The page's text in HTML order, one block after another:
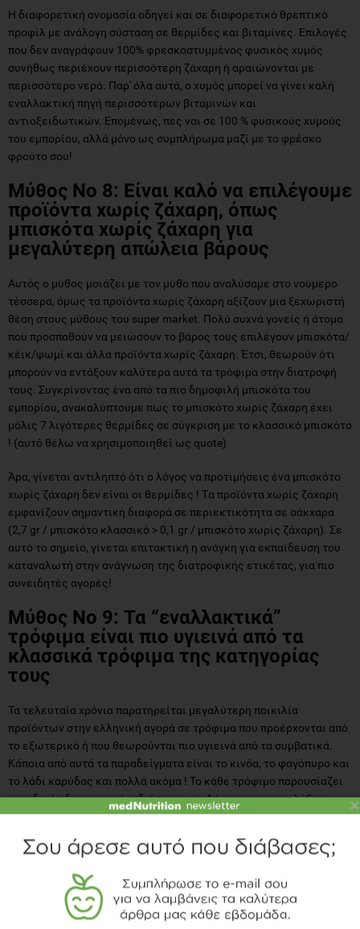
Η διαφορετική ονομασία οδηγεί και σε διαφορετικό θρεπτικό
προφίλ με ανάλογη σύσταση σε θερμίδες και βιταμίνες. Επιλογές
που δεν αναγράφουν 100% φρεσκοστυμμένος φυσικός χυμός
συνήθως περιέχουν περισσότερη ζάχαρη ή αραιώνονται με
περισσότερο νερό. Παρ' όλα αυτά, ο χυμός μπορεί να γίνει καλή
εναλλακτική πηγή περισσότερων βιταμινών και
αντιοξειδωτικών. Επομένως, πες ναι σε 100 % φυσικούς χυμούς
του εμπορίου, αλλά μόνο ως συμπλήρωμα μαζί με το φρέσκο
φρούτο σου!
Μύθος Νο 8: Είναι καλό να επιλέγουμε
προϊόντα χωρίς ζάχαρη, όπως
μπισκότα χωρίς ζάχαρη για
μεγαλύτερη απώλεια βάρους
Αυτός ο μύθος μοιάζει με τον μύθο που αναλύσαμε στο νούμερο
τέσσερα, όμως τα προϊόντα χωρίς ζάχαρη αξίζουν μια ξεχωριστή
θέση στους μύθους του super market. Πολύ συχνά γονείς ή άτομα
που προσπαθούν να μειώσουν το βάρος τους επιλέγουν μπισκότα/
κέικ/ψωμί και άλλα προϊόντα χωρίς ζάχαρη. Έτσι, θεωρούν ότι
μπορούν να εντάξουν καλύτερα αυτά τα τρόφιμα στην διατροφή
τους. Συγκρίνοντας ένα από τα πιο δημοφιλή μπισκότα του
εμπορίου, ανακαλύπτουμε πως το μπισκότο χωρίς ζάχαρη έχει
μόλις 7 λιγότερες θερμίδες σε σύγκριση με το κλασσικό μπισκότο
! (αυτό θέλω να χρησιμοποιηθεί ως quote)
Άρα, γίνεται αντιληπτό ότι ο λόγος να προτιμήσεις ένα μπισκότο
χωρίς ζάχαρη δεν είναι οι θερμίδες ! Tα προϊόντα χωρίς ζάχαρη
εμφανίζουν σημαντική διαφορά σε περιεκτικότητα σε σάκχαρα
(2,7 gr / μπισκότο κλασσικό > 0,1 gr / μπισκότο χωρίς ζάχαρη). Σε
αυτό το σημείο, γίνεται επιτακτική η ανάγκη για εκπαίδευση του
καταναλωτή στην ανάγνωση της διατροφικής ετικέτας, για πιο
συνειδητές αγορές!
Μύθος Νο 9: Τα “εναλλακτικά”
τρόφιμα είναι πιο υγιεινά από τα
κλασσικά τρόφιμα της κατηγορίας
τους
Τα τελευταία χρόνια παρατηρείται μεγαλύτερη ποικιλία
προϊόντων στην ελληνική αγορά σε τρόφιμα που προέρχονται από
το εξωτερικό ή που θεωρούνται πιο υγιεινά από τα συμβατικά.
Κάποια από αυτά τα παραδείγματα είναι το κινόα, το φαγόπυρο και
το λάδι καρύδας και πολλά ακόμα ! Το κάθε τρόφιμο παρουσίαζει
μοναδικές διατροφικές ιδιότητες και λόγους να το επιλέξεις.
ίνες στην μερίδα της, επομένως μπορείς να την επιλέγεις σε
φυτικές ίνες ! Αλλά, και σε αυτήν την περίπτωση χρειάζεται
προσοχή στο γιατί επιλέγεις το ένα τρόφιμο από ένα άλλο. Πολλά
από αυτά τα τρόφιμα είναι ιδιαίτερως αυξημένου κόστους και
×